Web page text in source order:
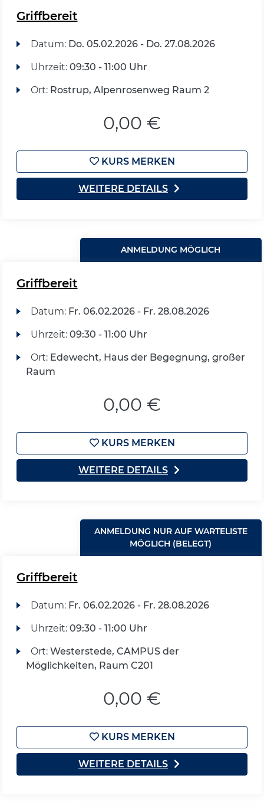
Griffbereit
Datum: Do. 05.02.2026 - Do. 27.08.2026
Uhrzeit: 09:30 - 11:00 Uhr
Ort: Rostrup, Alpenrosenweg Raum 2
0,00 €
KURS MERKEN
WEITERE DETAILS
ANMELDUNG MÖGLICH
Griffbereit
Datum: Fr. 06.02.2026 - Fr. 28.08.2026
Uhrzeit: 09:30 - 11:00 Uhr
Ort: Edewecht, Haus der Begegnung, großer
Raum
0,00 €
KURS MERKEN
WEITERE DETAILS
ANMELDUNG NUR AUF WARTELISTE
MÖGLICH (BELEGT)
Griffbereit
Datum: Fr. 06.02.2026 - Fr. 28.08.2026
Uhrzeit: 09:30 - 11:00 Uhr
Ort: Westerstede, CAMPUS der
Möglichkeiten, Raum C201
0,00 €
KURS MERKEN
WEITERE DETAILS